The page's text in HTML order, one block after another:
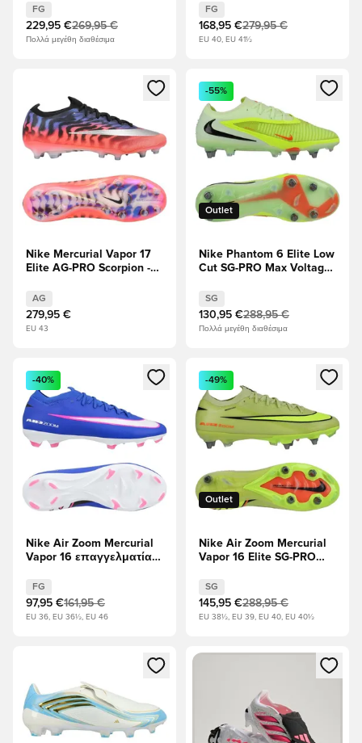
κίτρινο/Light Utility Aqua
FG
229,95 €269,95 €
Πολλά μεγέθη διαθέσιμα
κόκκινο/μαύρο/
Υποδήματα Λευκά
FG
168,95 €279,95 €
EU 40, EU 41½
Ανοίγει ένα Modal για να συνδεθείτε ή να εγγραφείτε ως
Nike Mercurial Vapor 17
Elite AG-PRO Scorpion -
Ασημί Μεταλλικό
ΠΕΡΙΟΡΙΣΜΈΝΗ
ΈΚΔΟΣΗ
AG
279,95 €
EU 43
Ανοίγει ένα Modal για να
Outlet
-55%
Nike Phantom 6 Elite Low
Cut SG-PRO Max Voltage
Υπερπορφυρός
SG
130,95 €288,95 €
Πολλά μεγέθη διαθέσιμα
Ανοίγει ένα Modal για να συνδεθείτε ή να εγγραφείτε ως
-40%
Nike Air Zoom Mercurial
Vapor 16 επαγγελματίας
Λευκό
FG
97,95 €161,95 €
EU 36, EU 36½, EU 46
Ανοίγει ένα Modal για να
Outlet
-49%
Nike Air Zoom Mercurial
Vapor 16 Elite SG-PRO
προσκήνιο/Βολτ/
Υπερπορφυρός
SG
145,95 €288,95 €
EU 38½, EU 39, EU 40, EU 40½
Ανοίγει ένα Modal για να συνδεθείτε ή να εγγραφείτε ως
Ανοίγει ένα Modal για να